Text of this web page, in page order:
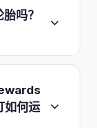
套餐将一
3 天起
步行约 2
），在
吗？
至 4 月期间
碎石路和山
Duster
持有驾照至
如何运